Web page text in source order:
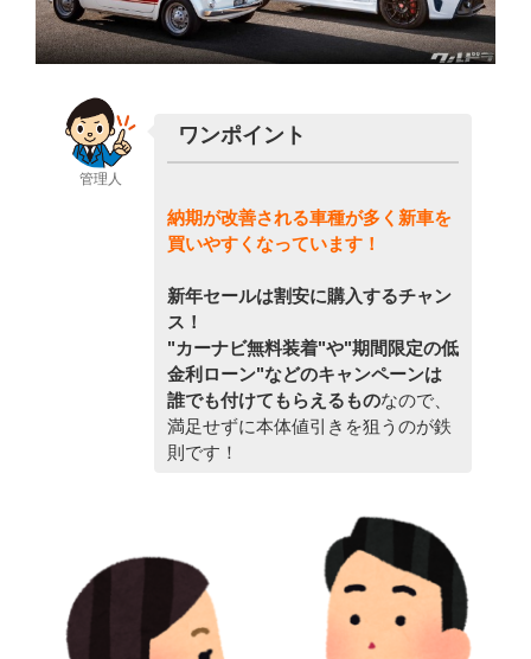
管理人
ワンポイント
納期が改善される車種が多く新車を
買いやすくなっています！
新年セールは割安に購入するチャン
ス！
"カーナビ無料装着"や"期間限定の低
金利ローン"などのキャンペーンは
誰でも付けてもらえるものなので、
満足せずに本体値引きを狙うのが鉄
則です！